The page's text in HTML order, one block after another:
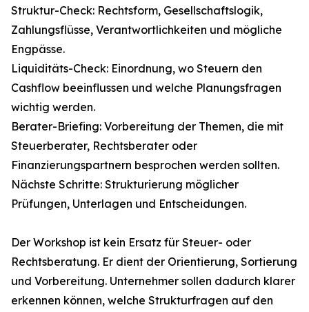
Struktur-Check: Rechtsform, Gesellschaftslogik,
Zahlungsflüsse, Verantwortlichkeiten und mögliche
Engpässe.
Liquiditäts-Check: Einordnung, wo Steuern den
Cashflow beeinflussen und welche Planungsfragen
wichtig werden.
Berater-Briefing: Vorbereitung der Themen, die mit
Steuerberater, Rechtsberater oder
Finanzierungspartnern besprochen werden sollten.
Nächste Schritte: Strukturierung möglicher
Prüfungen, Unterlagen und Entscheidungen.
Der Workshop ist kein Ersatz für Steuer- oder
Rechtsberatung. Er dient der Orientierung, Sortierung
und Vorbereitung. Unternehmer sollen dadurch klarer
erkennen können, welche Strukturfragen auf den